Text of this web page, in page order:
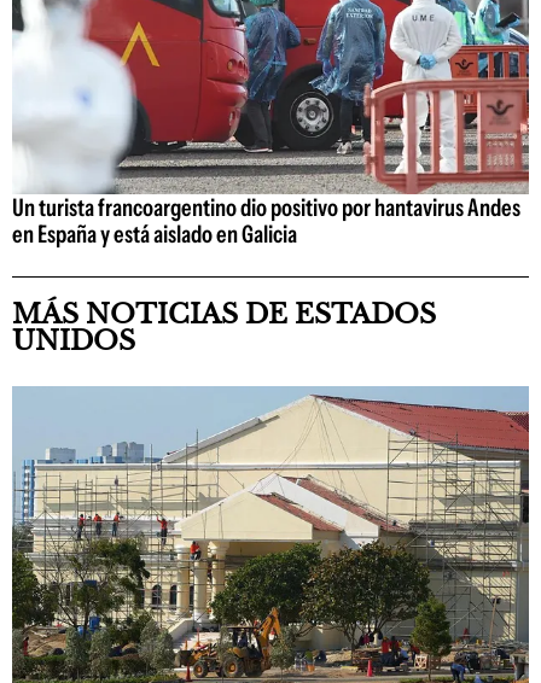
Un turista francoargentino dio positivo por hantavirus Andes
en España y está aislado en Galicia
MÁS NOTICIAS DE ESTADOS
UNIDOS